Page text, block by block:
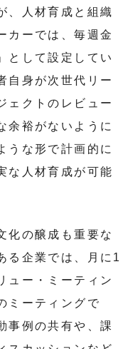
、人材育成と組織
カーでは、毎週金
として設定してい
自身が次世代リー
ェクトのレビュー
余裕がないように
うな形で計画的に
な人材育成が可能
化の醸成も重要な
る企業では、月に1
ュー・ミーティン
ミーティングで
事例の共有や、課